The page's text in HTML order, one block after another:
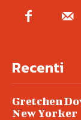
Recenti
Gretchen
New Yorker